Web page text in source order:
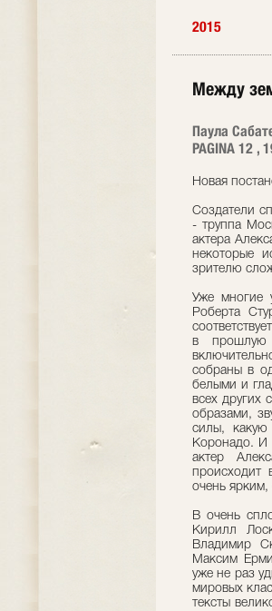
2015
Между
Паула
PAGINA 12 ,
Новая
Создатели
- труппа
актера
некоторые
зрителю
Уже многие
Роберта
в прошлую
собраны в
белыми и
всех других
образами,
силы,
Коронадо. И
актер
происходит
очень ярким,
В очень
Кирилл
Владимир
Максим
уже не раз
мировых
тексты